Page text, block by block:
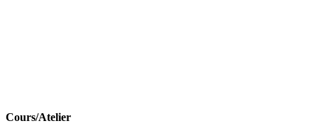
Cours/Atelier